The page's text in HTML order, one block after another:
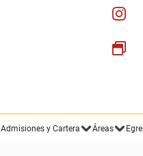
Admisiones y Cartera Áreas